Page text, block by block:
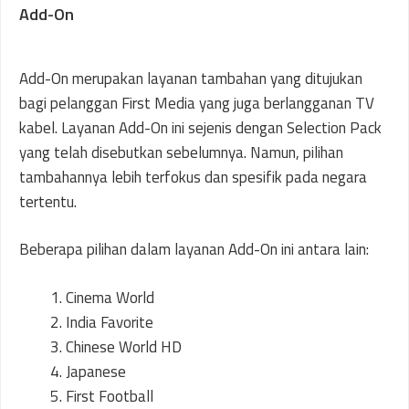
Add-On
Add-On merupakan layanan tambahan yang ditujukan
bagi pelanggan First Media yang juga berlangganan TV
kabel. Layanan Add-On ini sejenis dengan Selection Pack
yang telah disebutkan sebelumnya. Namun, pilihan
tambahannya lebih terfokus dan spesifik pada negara
tertentu.
Beberapa pilihan dalam layanan Add-On ini antara lain:
Cinema World
India Favorite
Chinese World HD
Japanese
First Football